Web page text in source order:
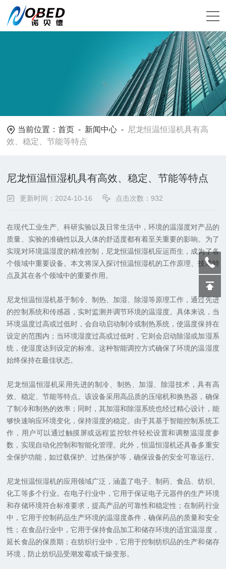
当前位置：首页 - 新闻中心 - 尼龙恒温恒湿机具有高
效、稳定、节能等特点
尼龙恒温恒湿机具有高效、稳定、节能等特点
更新时间：2024-10-16 点击次数：932
在现代工业生产、科研实验以及日常生活中，环境的温湿度对产品的
质量、实验的准确性以及人体的舒适度都有着至关重要的影响。为了
实现对环境温湿度的精准控制，尼龙恒温恒湿机应运而生，成为了各
个领域中重要设备。本文将深入探讨恒温恒湿机的工作原理、技术特
点及其在各个领域中的重要作用。
尼龙恒温恒湿机基于制冷、制热、加湿、除湿等原理工作，通过先进
的控制系统和传感器，实时监测并调节环境的温湿度。具体来说，当
环境温度过高或过低时，会自动启动制冷或制热系统，使温度保持在
设定的范围内；当环境湿度过高或过低时，它则会启动除湿或加湿系
统，使湿度达到设定的标准。这种智能调控方式确保了环境的温湿度
始终保持在最佳状态。
尼龙恒温恒湿机采用先进的制冷、制热、加湿、除湿技术，具有高
效、稳定、节能等特点。该设备采用高品质的压缩机和换热器，确保
了制冷和制热的效率；同时，其加湿和除湿系统也经过精心设计，能
够快速响应环境变化，保持湿度的稳定。由于其基于智能控制系统工
作，用户可以通过触摸屏或远程监控软件轻松设置和调整温湿度参
数，实现自动化控制和智能化管理。此外，恒温恒湿机还具备多重安
全保护功能，如过载保护、过热保护等，确保设备的安全可靠运行。
尼龙恒温恒湿机的应用领域广泛，涵盖了电子、制药、食品、纺织、
化工等多个行业。在电子行业中，它用于保证电子元器件的生产环境
和存储环境符合标准要求，提高产品的可靠性和稳定性；在制药行业
中，它用于控制药品生产环境的温湿度条件，确保药品的质量和安全
性；在食品行业中，它用于保持食品加工和储存环境的适宜温湿度，
延长食品的保质期；在纺织行业中，它用于控制纺织品的生产和储存
环境，防止纺织品受潮发霉或干燥变形。